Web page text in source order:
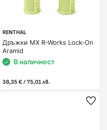
RENTHAL
Дръжки MX R-Works Lock-On
Aramid
В наличност
38,35 € / 75,01 лв.